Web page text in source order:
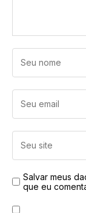
Salvar meus
que eu